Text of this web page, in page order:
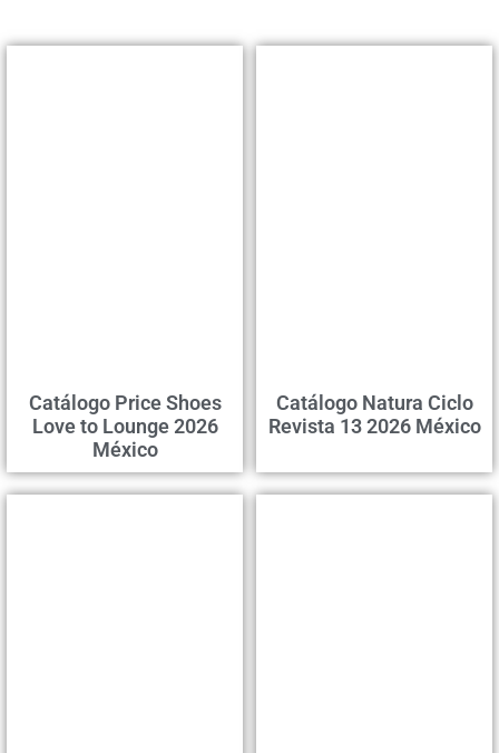
Catálogo Price Shoes
Love to Lounge 2026
México
Catálogo Natura Ciclo
Revista 13 2026 México